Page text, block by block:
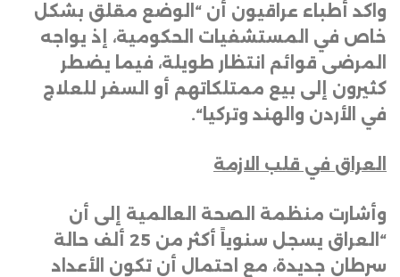
واكد أطباء عراقيون أن “الوضع مقلق بشكل
خاص في المستشفيات الحكومية، إذ يواجه
المرضى قوائم انتظار طويلة، فيما يضطر
كثيرون إلى بيع ممتلكاتهم أو السفر للعلاج
في الأردن والهند وتركيا“.
العراق في قلب الازمة
وأشارت منظمة الصحة العالمية إلى أن
“العراق يسجل سنوياً أكثر من 25 ألف حالة
سرطان جديدة، مع احتمال أن تكون الأعداد